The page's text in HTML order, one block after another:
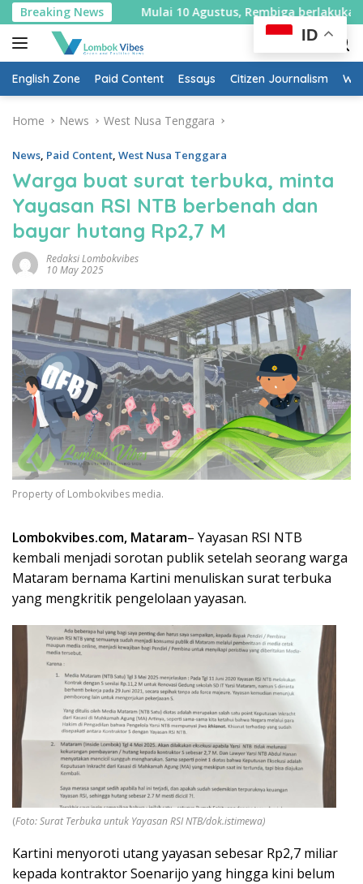
Skip
to
content
Breaking News
Rembiga berlakukan sistem satu arah selama sepekan
English Zone Paid Content Essays Citizen Journalism
Home News West Nusa Tenggara
News, Paid Content, West Nusa Tenggara
Warga buat surat terbuka, minta
Yayasan RSI NTB berbenah dan
bayar hutang Rp2,7 M
Redaksi Lombokvibes
10 May 2025
Property of Lombokvibes media.
Lombokvibes.com, Mataram– Yayasan RSI NTB
kembali menjadi sorotan publik setelah seorang warga
Mataram bernama Kartini menuliskan surat terbuka
yang mengkritik pengelolaan yayasan.
(Foto: Surat Terbuka untuk Yayasan RSI NTB/dok.istimewa)
Kartini menyoroti utang yayasan sebesar Rp2,7 miliar
kepada kontraktor Soenarijo yang hingga kini belum
ID